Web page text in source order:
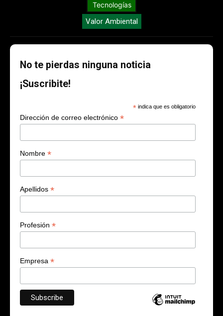
Tecnologías
Valor Ambiental
No te pierdas ninguna noticia
¡Suscribite!
* indica que es obligatorio
Dirección de correo electrónico *
Nombre *
Apellidos *
Profesión *
Empresa *